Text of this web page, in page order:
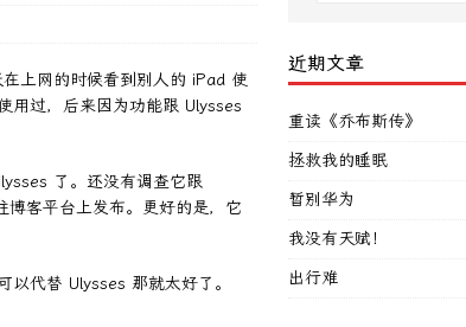
上网的时候看到别人的 iPad 使
用过，后来因为功能跟 Ulysses
了。还没有调查它跟
客平台上发布。更好的是，它
代替 Ulysses 那就太好了。
近期文章
重读《乔布斯传》
拯救我的睡眠
暂别华为
我没有天赋！
出行难